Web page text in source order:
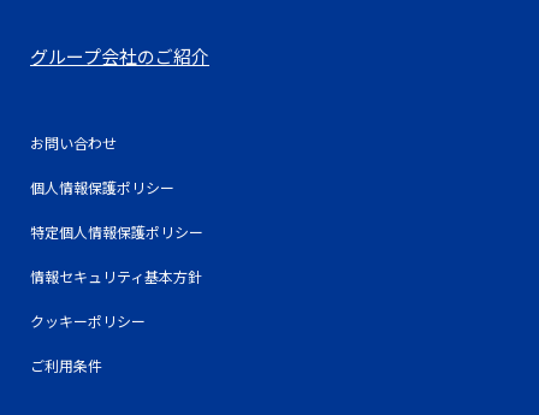
グループ会社のご紹介
お問い合わせ
個人情報保護ポリシー
特定個人情報保護ポリシー
情報セキュリティ基本方針
クッキーポリシー
ご利用条件